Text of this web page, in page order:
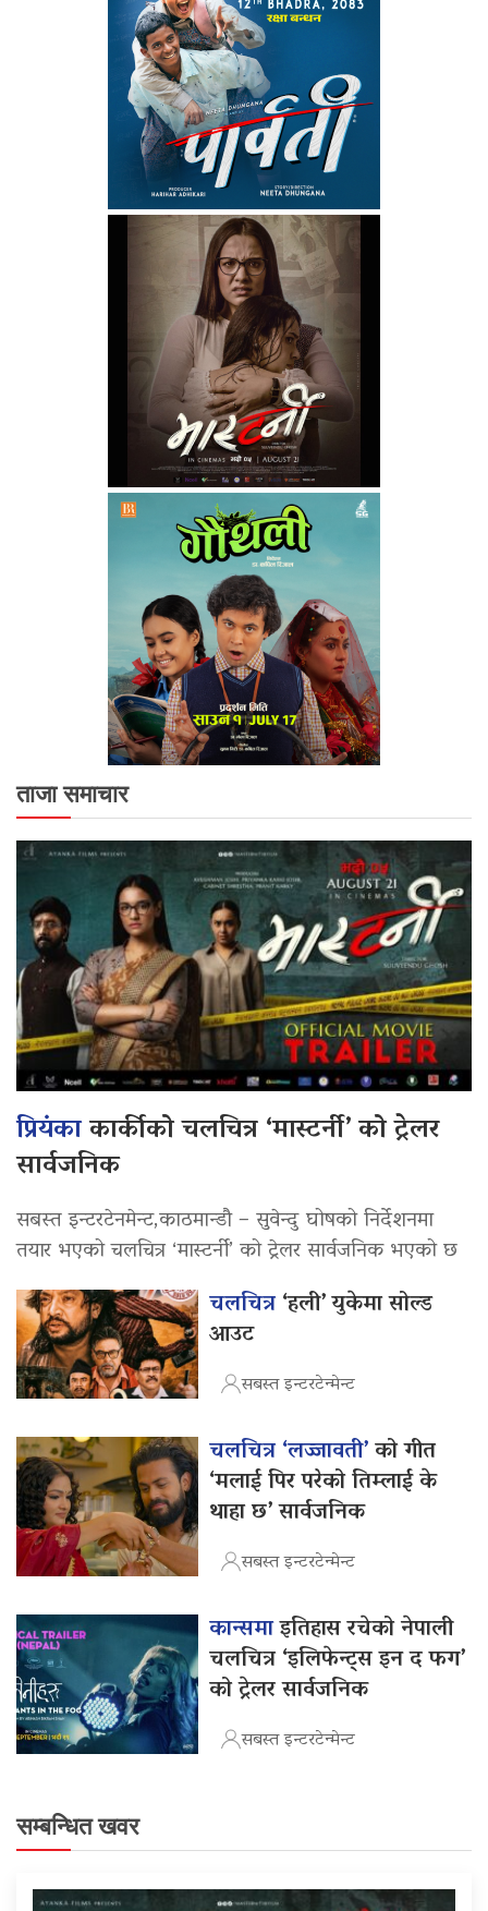
ताजा समाचार
प्रियंकाकार्कीको चलचित्र ‘मास्टर्नी’ को ट्रेलर
सार्वजनिक
सबस्त इन्टरटेनमेन्ट,काठमान्डौ – सुवेन्दु घोषको निर्देशनमा
तयार भएको चलचित्र ‘मास्टर्नी’ को ट्रेलर सार्वजनिक भएको छ
चलचित्र‘हली’ युकेमा सोल्ड
आउट
सबस्त इन्टरटेन्मेन्ट
चलचित्र ‘लज्जावती’को गीत
‘मलाई पिर परेको तिम्लाई के
थाहा छ’ सार्वजनिक
सबस्त इन्टरटेन्मेन्ट
कान्समाइतिहास रचेको नेपाली
चलचित्र ‘इलिफेन्ट्स इन द फग’
को ट्रेलर सार्वजनिक
सबस्त इन्टरटेन्मेन्ट
सम्बन्धित खवर